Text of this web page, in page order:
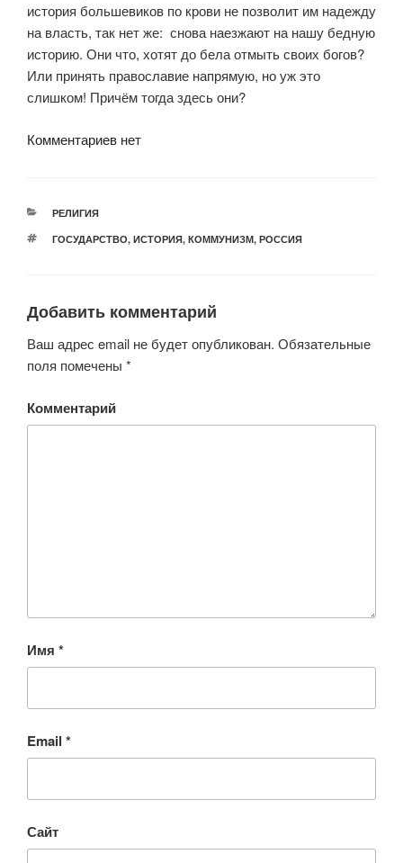
история большевиков по крови не позволит им надежду
на власть, так нет же: снова наезжают на нашу бедную
историю. Они что, хотят до бела отмыть своих богов?
Или принять православие напрямую, но уж это
слишком! Причём тогда здесь они?
Комментариев нет
РУБРИКИ
РЕЛИГИЯ
МЕТКИ
ГОСУДАРСТВО, ИСТОРИЯ, КОММУНИЗМ, РОССИЯ
Добавить комментарий
Ваш адрес email не будет опубликован. Обязательные
поля помечены *
Комментарий
Имя *
Email *
Сайт